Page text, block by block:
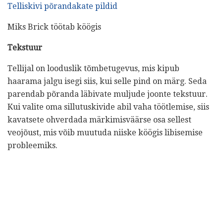
Telliskivi põrandakate pildid
Miks Brick töötab köögis
Tekstuur
Tellijal on looduslik tõmbetugevus, mis kipub
haarama jalgu isegi siis, kui selle pind on märg. Seda
parendab põranda läbivate muljude joonte tekstuur.
Kui valite oma sillutuskivide abil vaha töötlemise, siis
kavatsete ohverdada märkimisväärse osa sellest
veojõust, mis võib muutuda niiske köögis libisemise
probleemiks.